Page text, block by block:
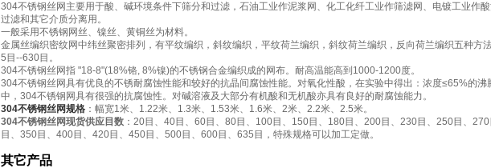
304不锈钢丝网主要用于酸、碱环境条件下筛分和过滤，石油工业作泥浆网、化工化纤工业作筛滤网、电镀工业作
过滤和其它介质分离用。
一般采用不锈钢网丝、镍丝、黄铜丝为材料。
金属丝编织密纹网中纬丝聚密排列，有平纹编织，斜纹编织，平纹荷兰编织，斜纹荷兰编织，反向荷兰编织五种方
5目--630目。
304不锈钢丝网指 "18-8"(18%铬, 8%镍)的不锈钢合金编织成的网布。耐高温能高到1000-1200度。
304不锈钢丝网具有优良的不锈耐腐蚀性能和较好的抗晶间腐蚀性能。对氧化性酸，在实验中得出：浓度≤65%的沸
中，304不锈钢网具有很强的抗腐蚀性。对碱溶液及大部分有机酸和无机酸亦具有良好的耐腐蚀能力。
304不锈钢丝网规格：幅宽1米、1.22米、1.3米、1.53米、1.6米、2米、2.2米、2.5米。
304不锈钢丝网现货供应目数：20目、40目、60目、80目、100目、150目、180目、200目、230目、250目、
目、350目、400目、420目、450目、500目、600目、635目，特殊规格可以加工定做。
其它产品